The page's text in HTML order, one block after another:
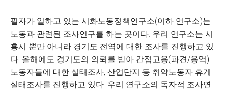
필자가 일하고 있는 시화노동정책연구소(이하 연구소)는
노동과 관련된 조사연구를 하는 곳이다. 우리 연구소는 시
흥시 뿐만 아니라 경기도 전역에 대한 조사를 진행하고 있
다. 올해에도 경기도의 의뢰를 받아 간접고용(파견/용역)
노동자들에 대한 실태조사, 산업단지 등 취약노동자 휴게
실태조사를 진행하고 있다. 우리 연구소의 독자적 조사연